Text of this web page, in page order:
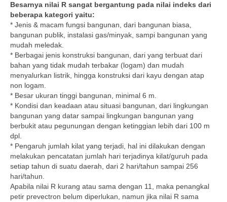
Besarnya nilai R sangat bergantung pada nilai indeks dari
beberapa kategori yaitu:
* Jenis & macam fungsi bangunan, dari bangunan biasa,
bangunan publik, instalasi gas/minyak, sampi bangunan yang
mudah meledak.
* Berbagai jenis konstruksi bangunan, dari yang terbuat dari
bahan yang tidak mudah terbakar (logam) dan mudah
menyalurkan listrik, hingga konstruksi dari kayu dengan atap
non logam.
* Besar ukuran tinggi bangunan, minimal 6 m.
* Kondisi dan keadaan atau situasi bangunan, dari lingkungan
bangunan yang datar sampai lingkungan bangunan yang
berbukit atau pegunungan dengan ketinggian lebih dari 100 m
dpl.
* Pengaruh jumlah kilat yang terjadi, hal ini dilakukan dengan
melakukan pencatatan jumlah hari terjadinya kilat/guruh pada
setiap tahun di suatu daerah, dari 2 hari/tahun sampai 256
hari/tahun.
Apabila nilai R kurang atau sama dengan 11, maka penangkal
petir prevectron belum diperlukan, namun jika nilai R sama